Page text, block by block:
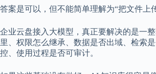
答案是可以，但不能简单理解为“把文件上
企业云盘接入大模型，真正要解决的是一
里、权限怎么继承、数据是否出域、检索
控、使用过程是否可审计。